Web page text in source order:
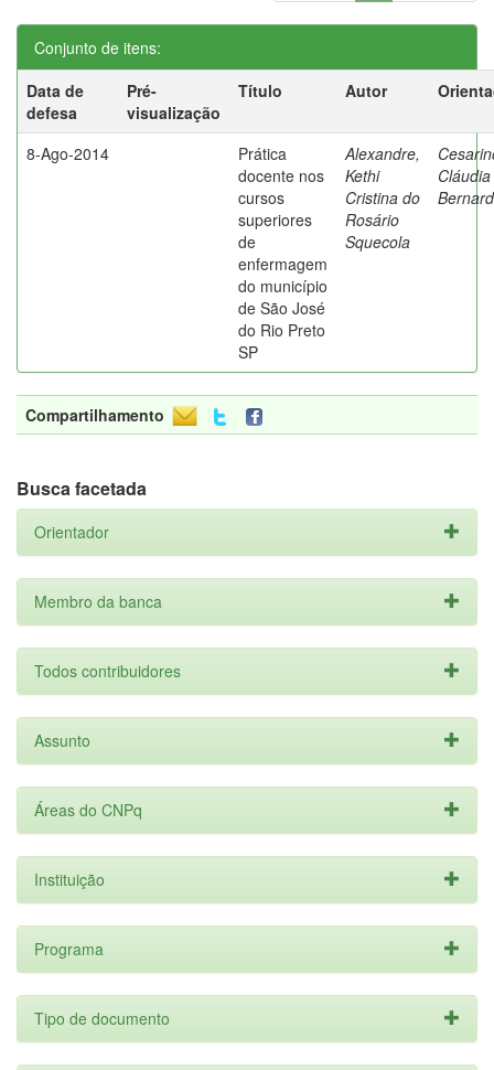
Conjunto de itens:
Data de
defesa
Pré-
visualização
Título Autor
8-Ago-2014
Prática
docente nos
cursos
superiores
de
enfermagem
do município
de São José
do Rio Preto
SP
Alexandre,
Kethi
Cristina do
Rosário
Squecola
Cláudia
Compartilhamento
Busca facetada
Orientador
Membro da banca
Todos contribuidores
Assunto
Áreas do CNPq
Instituição
Programa
Tipo de documento